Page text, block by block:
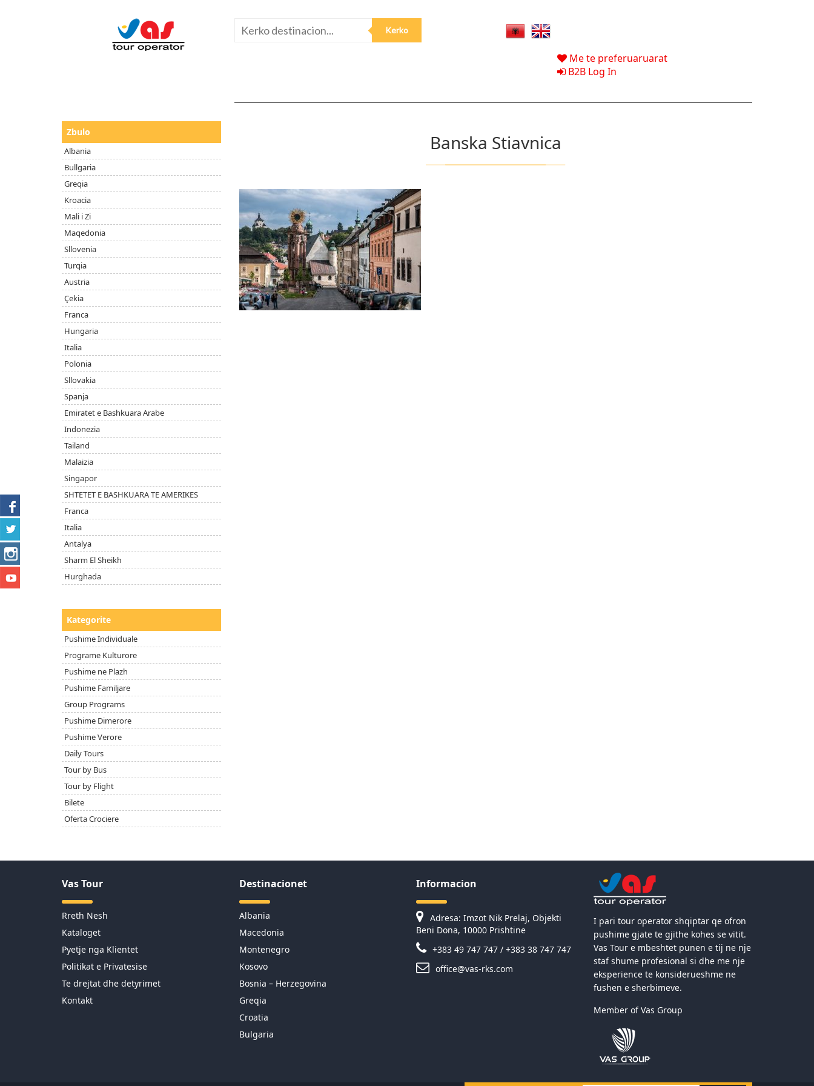
Me te preferuaruarat
B2B Log In
Zbulo
Albania
Bullgaria
Greqia
Kroacia
Mali i Zi
Maqedonia
Sllovenia
Turqia
Austria
Çekia
Franca
Hungaria
Italia
Polonia
Sllovakia
Spanja
Emiratet e Bashkuara Arabe
Indonezia
Tailand
Malaizia
Singapor
SHTETET E BASHKUARA TE AMERIKES
Franca
Italia
Antalya
Sharm El Sheikh
Hurghada
Kategorite
Pushime Individuale
Programe Kulturore
Pushime ne Plazh
Pushime Familjare
Group Programs
Pushime Dimerore
Pushime Verore
Daily Tours
Tour by Bus
Tour by Flight
Bilete
Oferta Crociere
Banska Stiavnica
Vas Tour
Rreth Nesh
Kataloget
Pyetje nga Klientet
Politikat e Privatesise
Te drejtat dhe detyrimet
Kontakt
Destinacionet
Albania
Macedonia
Montenegro
Kosovo
Bosnia – Herzegovina
Greqia
Croatia
Bulgaria
Informacion
Adresa: Imzot Nik Prelaj, Objekti
Beni Dona, 10000 Prishtine
+383 49 747 747 / +383 38 747 747
office@vas-rks.com
I pari tour operator shqiptar qe ofron
pushime gjate te gjithe kohes se vitit.
Vas Tour e mbeshtet punen e tij ne nje
staf shume profesional si dhe me nje
eksperience te konsiderueshme ne
fushen e sherbimeve.
Member of Vas Group